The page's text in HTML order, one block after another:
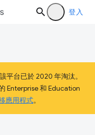
登入
平台已於 2020 年淘汰。
Enterprise 和 Education
應用程式。